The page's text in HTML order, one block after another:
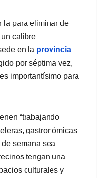
la para eliminar de
calibre
en la provincia
por séptima vez,
importantísimo para
“trabajando
gastronómicas
semana sea
tengan una
culturales y